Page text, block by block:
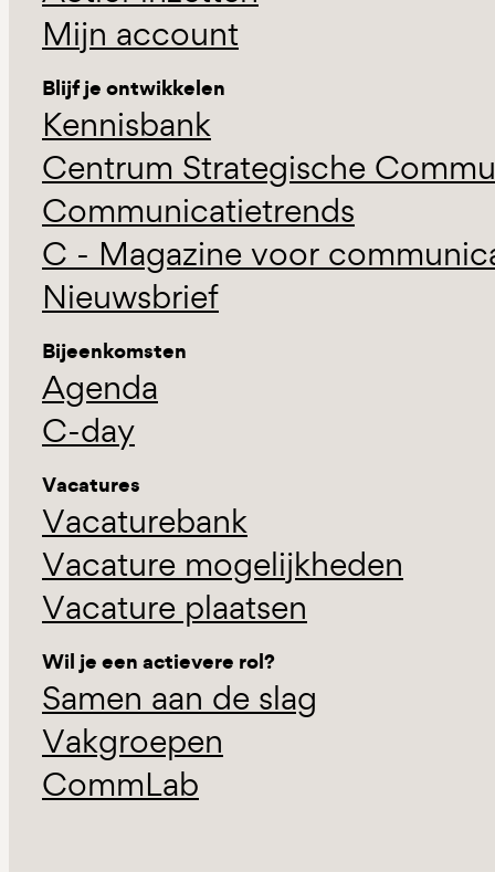
Mijn account
Blijf je ontwikkelen
Kennisbank
Centrum Strategische
Communicatietrends
C - Magazine voor
Nieuwsbrief
Bijeenkomsten
Agenda
C-day
Vacatures
Vacaturebank
Vacature mogelijkheden
Vacature plaatsen
Wil je een actievere rol?
Samen aan de slag
Vakgroepen
CommLab